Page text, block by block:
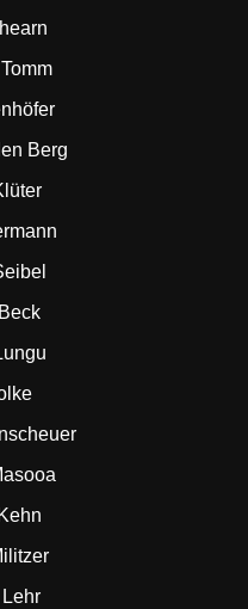
Berg